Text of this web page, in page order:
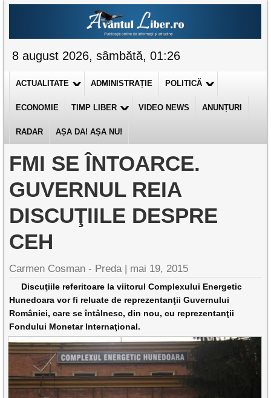
8 august 2026, sâmbătă, 01:26
ACTUALITATE ADMINISTRAȚIE POLITICĂ
ECONOMIE TIMP LIBER VIDEO NEWS ANUNȚURI
RADAR AȘA DA! AȘA NU!
FMI SE ÎNTOARCE.
GUVERNUL REIA
DISCUŢIILE DESPRE
CEH
Carmen Cosman - Preda | mai 19, 2015
Discuţiile referitoare la viitorul Complexului Energetic
Hunedoara vor fi reluate de reprezentanţii Guvernului
României, care se întâlnesc, din nou, cu reprezentanţii
Fondului Monetar Internaţional.